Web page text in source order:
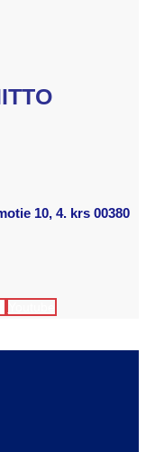
10, 4. krs 00380